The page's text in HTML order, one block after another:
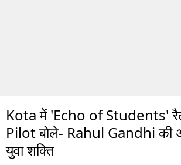
Kota में 'Echo of Students'
Pilot बोले- Rahul Gandhi की
युवा शक्ति